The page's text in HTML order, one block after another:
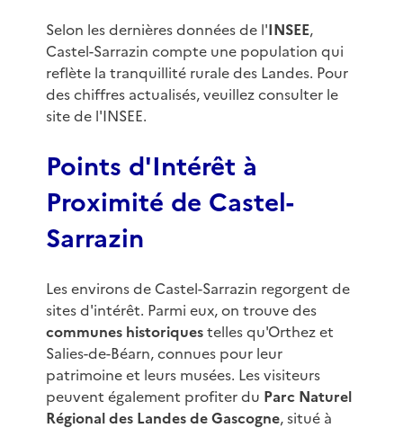
Selon les dernières données de l'INSEE,
Castel-Sarrazin compte une population qui
reflète la tranquillité rurale des Landes. Pour
des chiffres actualisés, veuillez consulter le
site de l'INSEE.
Points d'Intérêt à
Proximité de Castel-
Sarrazin
Les environs de Castel-Sarrazin regorgent de
sites d'intérêt. Parmi eux, on trouve des
communes historiquestelles qu'Orthez et
Salies-de-Béarn, connues pour leur
patrimoine et leurs musées. Les visiteurs
peuvent également profiter du Parc Naturel
Régional des Landes de Gascogne, situé à